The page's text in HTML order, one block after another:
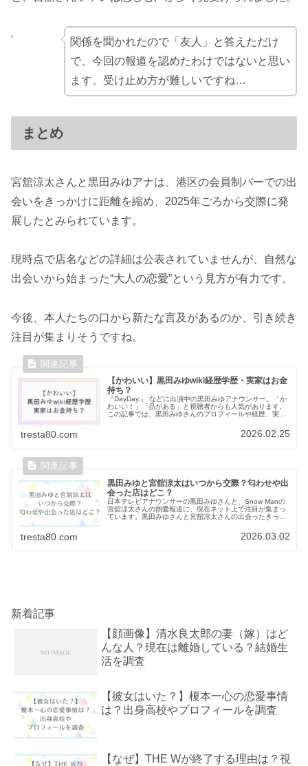
関係を聞かれたので「友人」と答えただけ
で、今回の報道を認めたわけではないと思い
ます。受け止め方が難しいですね…
まとめ
宮舘涼太さんと黒田みゆアナは、港区の会員制バーでの出
会いをきっかけに距離を縮め、2025年ごろから交際に発
展したとみられています。
現時点で店名などの詳細は公表されていませんが、自然な
出会いから始まった“大人の恋愛”という見方が有力です。
今後、本人たちの口から新たな言及があるのか、引き続き
注目が集まりそうですね。
【かわいい】黒田みゆwiki経歴学歴・実家はお金
持ち？
『DayDay.』 などに出演中の黒田みゆアナウンサー。「か
わいい！」「品がある」と視聴者からも人気があります。
この記事では、黒田みゆさんのプロフィールや経歴、実家
tresta80.com 2026.02.25
黒田みゆと宮舘涼太はいつから交際？匂わせや出
会った店はどこ？
日本テレビアナウンサーの黒田みゆさんと、Snow Manの
宮舘涼太さんの熱愛報道に、現在ネット上で注目が集まっ
ています。黒田みゆさんと宮舘涼太さんの出会ったきっか
tresta80.com 2026.03.02
新着記事
【顔画像】清水良太郎の妻（嫁）はど
んな人？現在は離婚している？結婚生
活を調査
【彼女はいた？】榎本一心の恋愛事情
は？出身高校やプロフィールを調査
【なぜ】THE Wが終了する理由は？視